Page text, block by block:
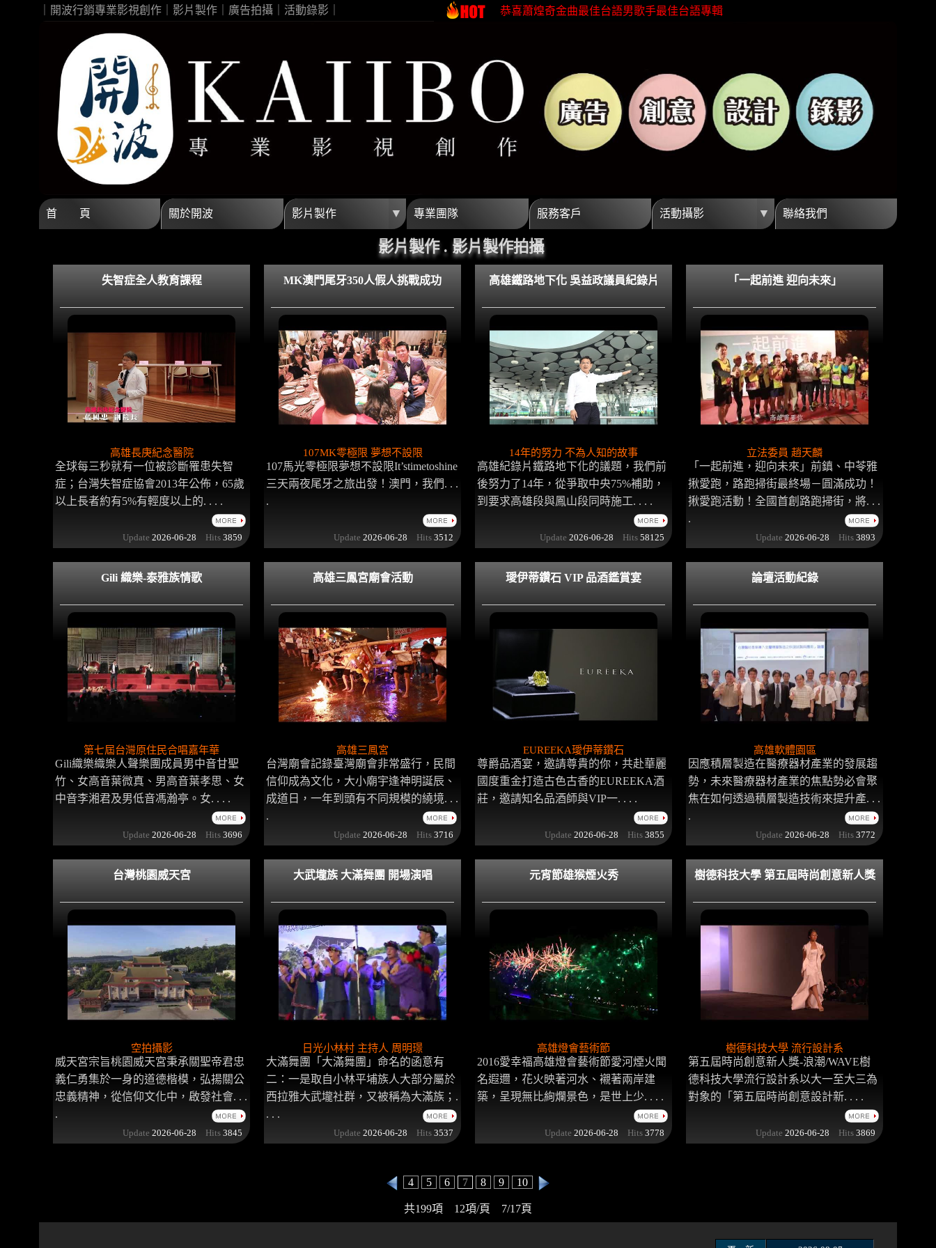
｜開波行銷專業影視創作｜影片製作｜廣告拍攝｜活動錄影｜
恭喜蕭煌奇金曲最佳台語男歌手最佳台語專輯
恭喜96分鐘榮獲第62屆金馬獎最佳視覺效果
開波行銷專業影片製作 企劃創意高觀看短影音
高雄影片製作首選開波行銷最佳視覺團隊夥伴
恭喜蕭煌奇金曲最佳台語男歌手最佳台語專輯
恭喜96分鐘榮獲第62屆金馬獎最佳視覺效果
開波行銷專業影片製作 企劃創意高觀看短影音
首 頁 關於開波 影片製作 ▼ 專業團隊 服務客戶 活動攝影 ▼ 聯絡我們
影片製作 . 影片製作拍攝
失智症全人教育課程
高雄長庚紀念醫院
全球每三秒就有一位被診斷罹患失智
症；台灣失智症協會2013年公佈，65歲
以上長者約有5%有輕度以上的. . . .
Update 2026-06-28 Hits 3859
Gili 織樂-泰雅族情歌
第七屆台灣原住民合唱嘉年華
Gili織樂織樂人聲樂團成員男中音甘聖
竹、女高音葉微真、男高音葉孝思、女
中音李湘君及男低音馮瀚亭。女. . . .
Update 2026-06-28 Hits 3696
台灣桃園威天宮
空拍攝影
威天宮宗旨桃園威天宮秉承關聖帝君忠
義仁勇集於一身的道德楷模，弘揚關公
忠義精神，從信仰文化中，啟發社會. . .
.
Update 2026-06-28 Hits 3845
MK澳門尾牙350人假人挑戰成功
107MK零極限 夢想不設限
107馬光零極限夢想不設限It’stimetoshine
三天兩夜尾牙之旅出發！澳門，我們. . .
.
Update 2026-06-28 Hits 3512
高雄三鳳宮廟會活動
高雄三鳳宮
台灣廟會記錄臺灣廟會非常盛行，民間
信仰成為文化，大小廟宇逢神明誕辰、
成道日，一年到頭有不同規模的繞境. . .
.
Update 2026-06-28 Hits 3716
大武壠族 大滿舞團 開場演唱
日光小林村 主持人 周明璟
大滿舞團「大滿舞團」命名的函意有
二：一是取自小林平埔族人大部分屬於
西拉雅大武壠社群，又被稱為大滿族；.
. . .
Update 2026-06-28 Hits 3537
高雄鐵路地下化 吳益政議員紀錄片
14年的努力 不為人知的故事
高雄紀錄片鐵路地下化的議題，我們前
後努力了14年，從爭取中央75%補助，
到要求高雄段與鳳山段同時施工. . . .
Update 2026-06-28 Hits 58125
璦伊蒂鑽石 VIP 品酒鑑賞宴
EUREEKA璦伊蒂鑽石
尊爵品酒宴，邀請尊貴的你，共赴華麗
國度重金打造古色古香的EUREEKA酒
莊，邀請知名品酒師與VIP一. . . .
Update 2026-06-28 Hits 3855
元宵節雄猴煙火秀
高雄燈會藝術節
2016愛幸福高雄燈會藝術節愛河煙火聞
名遐邇，花火映著河水、襯著兩岸建
築，呈現無比絢爛景色，是世上少. . . .
Update 2026-06-28 Hits 3778
「一起前進 迎向未來」
立法委員 趙天麟
「一起前進，迎向未來」前鎮、中苓雅
揪愛跑，路跑掃街最終場－圓滿成功！
揪愛跑活動！全國首創路跑掃街，將. . .
.
Update 2026-06-28 Hits 3893
論壇活動紀錄
高雄軟體園區
因應積層製造在醫療器材產業的發展趨
勢，未來醫療器材產業的焦點勢必會聚
焦在如何透過積層製造技術來提升產. . .
.
Update 2026-06-28 Hits 3772
樹德科技大學 第五屆時尚創意新人獎
樹德科技大學 流行設計系
第五屆時尚創意新人獎-浪潮/WAVE樹
德科技大學流行設計系以大一至大三為
對象的「第五屆時尚創意設計新. . . .
Update 2026-06-28 Hits 3869
4 5 6 7 8 9 10
共199項 12項/頁 7/17頁